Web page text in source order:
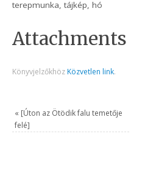
terepmunka, tájkép, hó
Attachments
Könyvjelzőkhöz Közvetlen link.
« [Úton az Ötödik falu temetője
felé]